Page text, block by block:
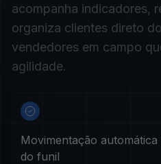
acompanha indicadores,
organiza clientes direto
vendedores em campo
agilidade.
Movimentação
do funil